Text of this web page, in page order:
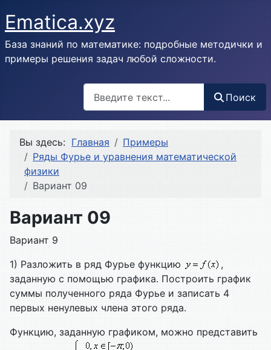
Ematica.xyz
База знаний по математике: подробные методички и
примеры решения задач любой сложности.
Поиск
Вы здесь: Главная
Примеры
Ряды Фурье и уравнения математической
физики
Вариант 09
Вариант 09
Вариант 9
1) Разложить в ряд Фурье функцию
,
заданную с помощью графика. Построить график
суммы полученного ряда Фурье и записать 4
первых ненулевых члена этого ряда.
Функцию, заданную графиком, можно представить